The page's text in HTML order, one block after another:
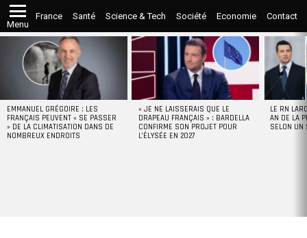
Menu
France Santé Science & Tech Société Economie Contact
STORIES
EMMANUEL GRÉGOIRE : LES
FRANÇAIS PEUVENT « SE PASSER
» DE LA CLIMATISATION DANS DE
NOMBREUX ENDROITS
« JE NE LAISSERAIS QUE LE
DRAPEAU FRANÇAIS » : BARDELLA
CONFIRME SON PROJET POUR
L’ÉLYSÉE EN 2027
LE RN
AN DE LA
SELON UN